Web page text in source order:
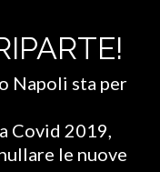
Napoli sta per
Covid 2019,
le nuove